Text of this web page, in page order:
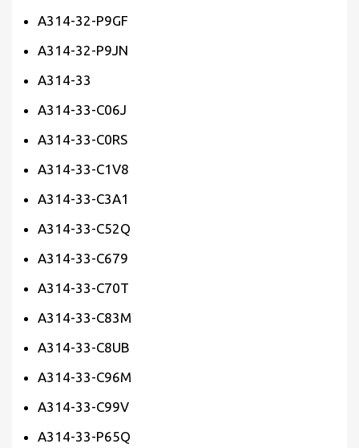
A314-32-P9GF
A314-32-P9JN
A314-33
A314-33-C06J
A314-33-C0RS
A314-33-C1V8
A314-33-C3A1
A314-33-C52Q
A314-33-C679
A314-33-C70T
A314-33-C83M
A314-33-C8UB
A314-33-C96M
A314-33-C99V
A314-33-P65Q